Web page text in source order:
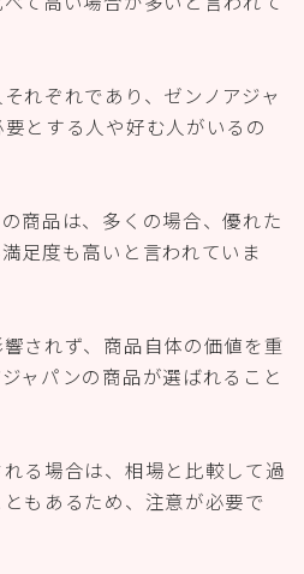
れぞれであり、ゼンノアジャ
とする人や好む人がいるの
商品は、多くの場合、優れた
足度も高いと言われていま
されず、商品自体の価値を重
ャパンの商品が選ばれること
る場合は、相場と比較して過
もあるため、注意が必要で